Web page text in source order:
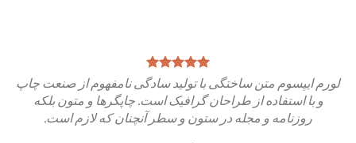
لورم ایپسوم متن ساختگی با تولید سادگی نامفهوم از صنعت چاپ
و با استفاده از طراحان گرافیک است. چاپگرها و متون بلکه
روزنامه و مجله در ستون و سطر آنچنان که لازم است.